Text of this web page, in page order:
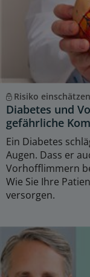
Risiko
Diabetes und
gefährliche
Ein Diabetes
Augen. Dass er
Vorhofflimmern
Wie Sie Ihre
versorgen.